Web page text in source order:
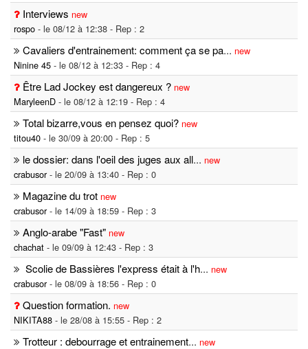
Interviews new
rospo - le 08/12 à 12:38 - Rep : 2
Cavaliers d'entrainement: comment ça se pa... new
Ninine 45 - le 08/12 à 12:33 - Rep : 4
Être Lad Jockey est dangereux ? new
MaryleenD - le 08/12 à 12:19 - Rep : 4
Total bizarre,vous en pensez quoi? new
titou40 - le 30/09 à 20:00 - Rep : 5
le dossier: dans l'oeil des juges aux all... new
crabusor - le 20/09 à 13:40 - Rep : 0
Magazine du trot new
crabusor - le 14/09 à 18:59 - Rep : 3
Anglo-arabe "Fast" new
chachat - le 09/09 à 12:43 - Rep : 3
Scolie de Bassières l'express était à l'h... new
crabusor - le 08/09 à 18:56 - Rep : 0
Question formation. new
NIKITA88 - le 28/08 à 15:55 - Rep : 2
Trotteur : debourrage et entrainement... new